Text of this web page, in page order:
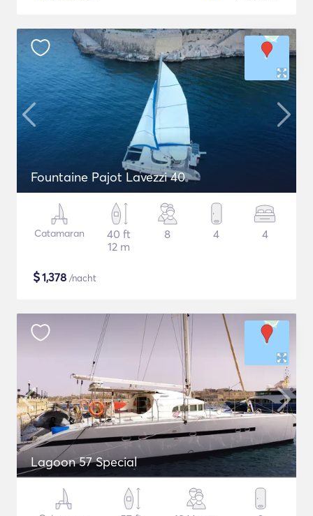
Fountaine Pajot Lavezzi 40
Catamaran
40 ft
12 m
8 4 4
$1,378 /nacht
Lagoon 57 Special